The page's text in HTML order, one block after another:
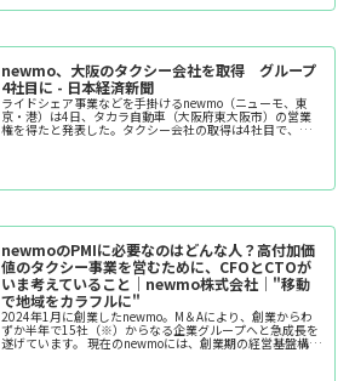
newmo、大阪のタクシー会社を取得 グループ
4社目に - 日本経済新聞
ライドシェア事業などを手掛けるnewmo（ニューモ、東
京・港）は4日、タカラ自動車（大阪府東大阪市）の営業
権を得たと発表した。タクシー会社の取得は4社目で、取
newmoのPMIに必要なのはどんな人？高付加価
値のタクシー事業を営むために、CFOとCTOが
いま考えていること｜newmo株式会社｜"移動
で地域をカラフルに"
2024年1月に創業したnewmo。M＆Aにより、創業からわ
ずか半年で15社（※）からなる企業グループへと急成長を
遂げています。 現在のnewmoには、創業期の経営基盤構築